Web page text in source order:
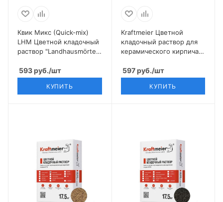
Квик Микс (Quick-mix)
LHM Цветной кладочный
раствор "Landhausmörtel",
593руб./шт
КУПИТЬ
Kraftmeier Цветной
кладочный раствор для
керамического кирпича с
светло-серый CERAM
ЗИМНИЙ
597руб./шт
КУПИТЬ